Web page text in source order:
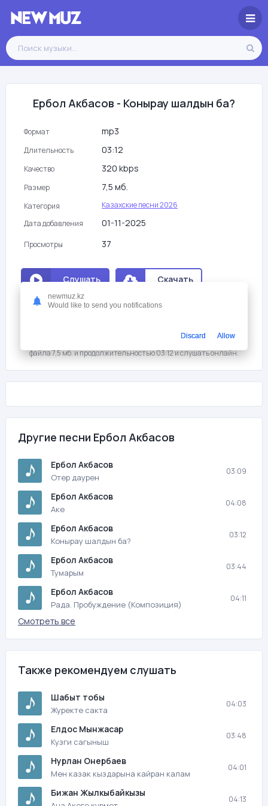
Ербол Акбасов - Конырау шалдын ба?
Формат mp3
Длительность 03:12
Качество 320 kbps
Размер 7,5 мб.
Категория
Казахские песни 2026
Дата добавления
01-11-2025
Просмотры 37
Слушать Скачать
Мне нравится 0
На этой странице вы можете скачать песню бесплатно Ербол
файла 7,5 мб. и продолжительностью 03:12 и слушать онлайн.
Другие песни Ербол Акбасов
Ербол Акбасов
Отер даурен
03:09
Ербол Акбасов
Аке
04:08
Ербол Акбасов
Конырау шалдын ба?
03:12
Ербол Акбасов
Тумарым
03:44
Ербол Акбасов
Рада. Пробуждение (Композиция)
04:11
Смотреть все
Также рекомендуем слушать
Шабыт тобы
Журекте сакта
04:03
Елдос Мынжасар
Кузги сагыныш
03:48
Нурлан Онербаев
Мен казак кыздарына кайран калам
04:01
Бижан Жылкыбайкызы
04:13
newmuz.kz
Would like to send you notifications
Discard Allow